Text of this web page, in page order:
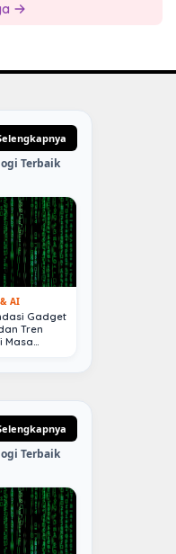
Terbaik
AI
Gadget
Tren
Masa
Terbaik